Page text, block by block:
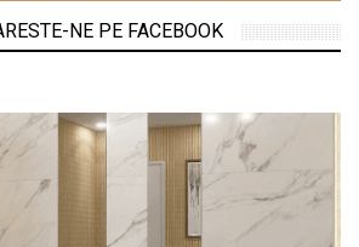
NE PE FACEBOOK